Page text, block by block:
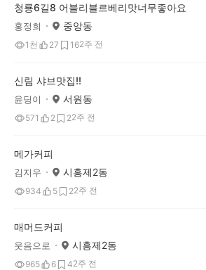
청룡6길8 어블리블르베리맛너무좋아요
홍정희 중앙동
1천 27 162주 전
신림 샤브맛집!!
윤딩이 서원동
571 2 22주 전
메가커피
김지우 시흥제2동
934 5 22주 전
매머드커피
웃음으로 시흥제2동
965 6 42주 전